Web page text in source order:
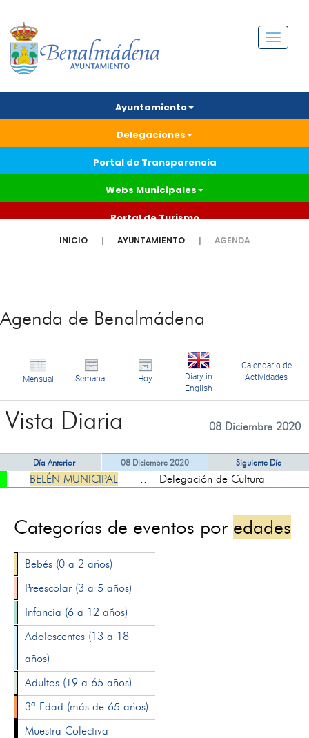
Menú
Ayuntamiento
Delegaciones
Portal de Transparencia
Webs Municipales
Portal de Turismo
INICIO AYUNTAMIENTO AGENDA
Agenda de Benalmádena
Mensual Semanal Hoy
Diary in
English
Calendario de
Actividades
Vista Diaria 08 Diciembre 2020
Día Anterior 08 Diciembre 2020 Siguiente Día
BELÉN MUNICIPAL :: Delegación de Cultura
Categorías de eventos por edades
Bebés (0 a 2 años)
Preescolar (3 a 5 años)
Infancia (6 a 12 años)
Adolescentes (13 a 18
años)
Adultos (19 a 65 años)
3ª Edad (más de 65 años)
Muestra Colectiva